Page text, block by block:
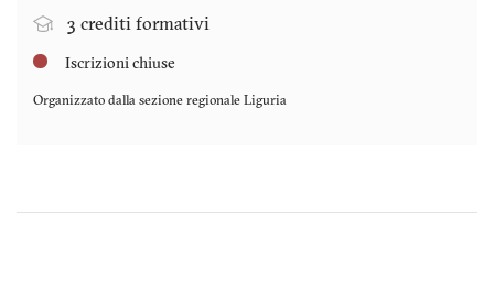
3 crediti formativi
Iscrizioni chiuse
Organizzato dalla sezione regionale Liguria